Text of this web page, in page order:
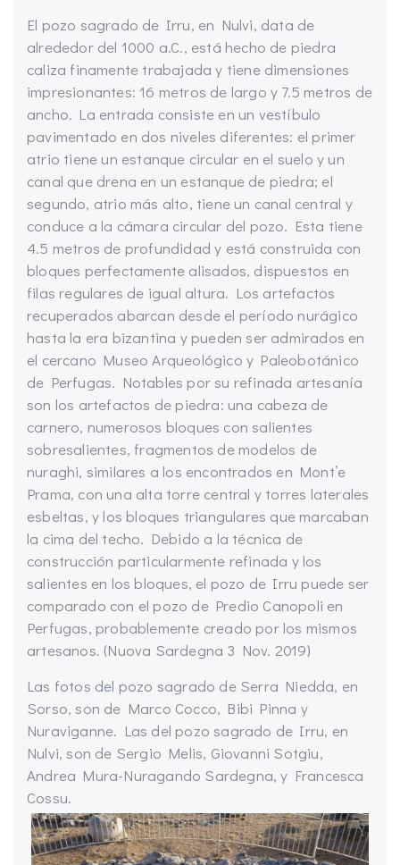
El pozo sagrado de Irru, en Nulvi, data de
alrededor del 1000 a.C., está hecho de piedra
caliza finamente trabajada y tiene dimensiones
impresionantes: 16 metros de largo y 7.5 metros de
ancho. La entrada consiste en un vestíbulo
pavimentado en dos niveles diferentes: el primer
atrio tiene un estanque circular en el suelo y un
canal que drena en un estanque de piedra; el
segundo, atrio más alto, tiene un canal central y
conduce a la cámara circular del pozo. Esta tiene
4.5 metros de profundidad y está construida con
bloques perfectamente alisados, dispuestos en
filas regulares de igual altura. Los artefactos
recuperados abarcan desde el período nurágico
hasta la era bizantina y pueden ser admirados en
el cercano Museo Arqueológico y Paleobotánico
de Perfugas. Notables por su refinada artesanía
son los artefactos de piedra: una cabeza de
carnero, numerosos bloques con salientes
sobresalientes, fragmentos de modelos de
nuraghi, similares a los encontrados en Mont’e
Prama, con una alta torre central y torres laterales
esbeltas, y los bloques triangulares que marcaban
la cima del techo. Debido a la técnica de
construcción particularmente refinada y los
salientes en los bloques, el pozo de Irru puede ser
comparado con el pozo de Predio Canopoli en
Perfugas, probablemente creado por los mismos
artesanos. (Nuova Sardegna 3 Nov. 2019)
Las fotos del pozo sagrado de Serra Niedda, en
Sorso, son de Marco Cocco, Bibi Pinna y
Nuraviganne. Las del pozo sagrado de Irru, en
Nulvi, son de Sergio Melis, Giovanni Sotgiu,
Andrea Mura-Nuragando Sardegna, y Francesca
Cossu.